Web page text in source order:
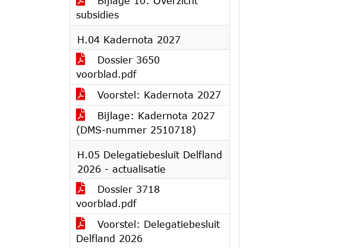
subsidies
H.04 Kadernota 2027
Dossier 3650
voorblad.pdf
Voorstel: Kadernota 2027
Bijlage: Kadernota 2027
(DMS-nummer 2510718)
H.05 Delegatiebesluit Delfland
2026 - actualisatie
Dossier 3718
voorblad.pdf
Voorstel: Delegatiebesluit
Delfland 2026